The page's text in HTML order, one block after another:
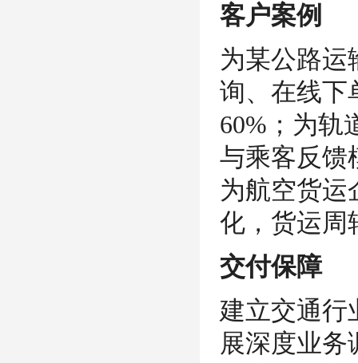
客户案例
为某公路运
询、在线下
60%；为轨
与乘客反馈
为航空货运
化，货运周
交付保障
建立交通行
展深度业务